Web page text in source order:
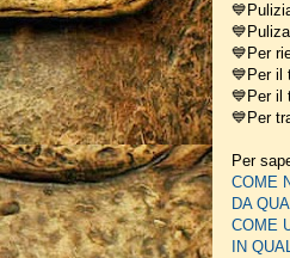
💙Per
💙Per il
💙Per il
💙Per
Per
COME
DA
COME
IN